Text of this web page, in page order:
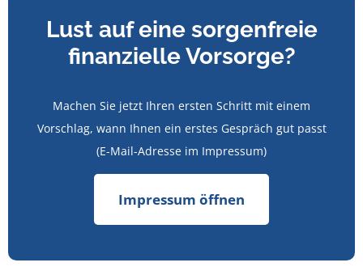
Lust auf eine sorgenfreie
finanzielle Vorsorge?
Machen Sie jetzt Ihren ersten Schritt mit einem
Vorschlag, wann Ihnen ein erstes Gespräch gut passt
(E-Mail-Adresse im Impressum)
Impressum öffnen